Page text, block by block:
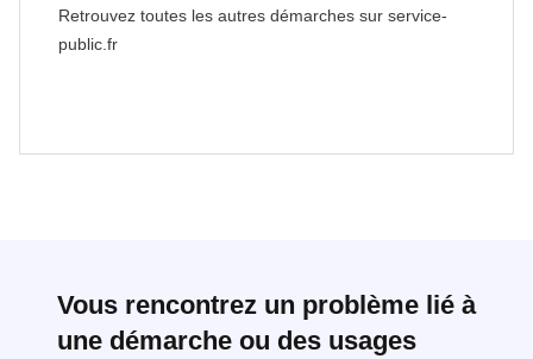
Retrouvez toutes les autres démarches sur service-
public.fr
Vous rencontrez un problème lié à
une démarche ou des usages